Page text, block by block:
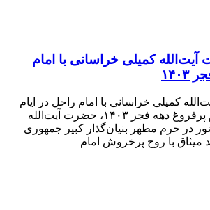
کمیلی خراسانی با امام
کمیلی خراسانی با امام راحل در ایام
دهه فجر ۱۴۰۳ در ایام پرفروغ دهه فجر ۱۴۰۳، حضرت آیت‌الله
در حرم مطهر بنیان‌گذار کبیر جمهوری
میثاق با روح پرخروش امام